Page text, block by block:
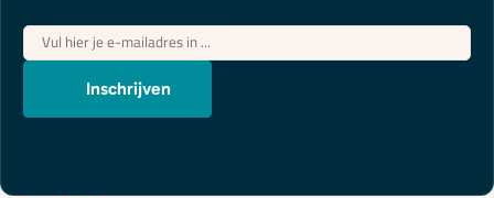
E-
mailadres*
Inschrijven